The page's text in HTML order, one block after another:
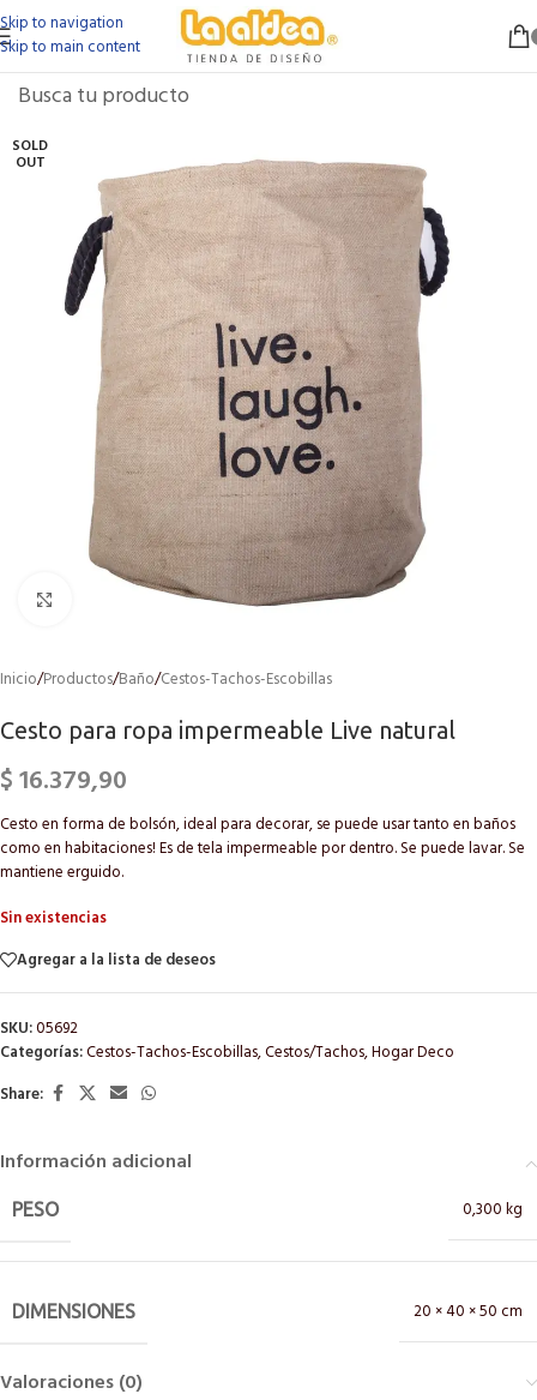
Skip to navigation
Skip to main content
SOLD
OUT
Click to enlarge
Inicio/Productos/Baño/Cestos-Tachos-Escobillas
Cesto para ropa impermeable Live natural
$16.379,90
Cesto en forma de bolsón, ideal para decorar, se puede usar tanto en baños
como en habitaciones! Es de tela impermeable por dentro. Se puede lavar. Se
mantiene erguido.
Sin existencias
Agregar a la lista de deseos
SKU:05692
Categorías:Cestos-Tachos-Escobillas,Cestos/Tachos,Hogar Deco
Share:
Información adicional
PESO 0,300 kg
DIMENSIONES 20 × 40 × 50 cm
Valoraciones (0)